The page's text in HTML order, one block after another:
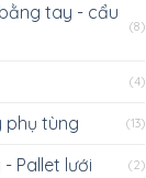
tay - cẩu
(8)
(4)
phụ tùng (13)
Pallet lưới (2)